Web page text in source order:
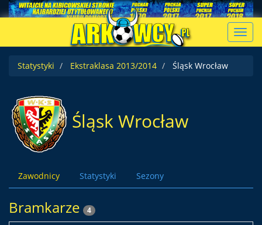
Statystyki
Ekstraklasa 2013/2014 Śląsk Wrocław
Śląsk Wrocław
Zawodnicy Statystyki Sezony
Bramkarze 4